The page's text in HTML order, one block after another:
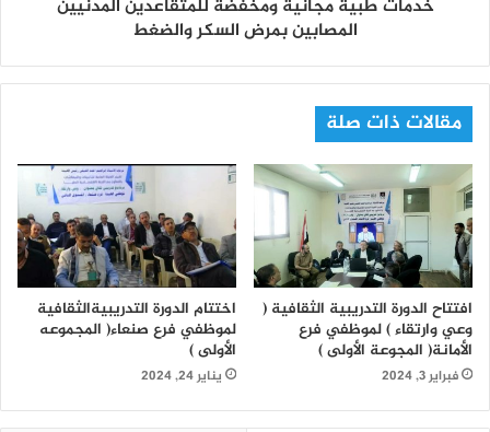
خدمات طبية مجانية ومخفّضة للمتقاعدين المدنيين
المصابين بمرض السكر والضغط
مقالات ذات صلة
افتتاح الدورة التدريبية الثقافية (
وعي وارتقاء ) لموظفي فرع
الأمانة( المجوعة الأولى )
فبراير 3, 2024
اختتام الدورة التدريبيةالثقافية
لموظفي فرع صنعاء( المجموعه
الأولى )
يناير 24, 2024